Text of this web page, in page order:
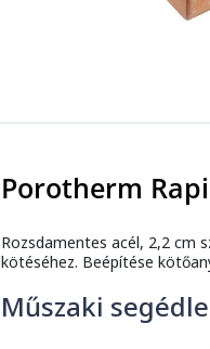
Porotherm
Rozsdamentes acél, 2,2 cm
kötéséhez. Beépítése
Műszaki